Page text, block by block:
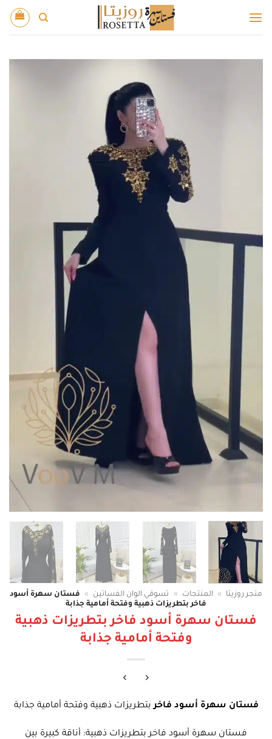
للمحتوى
متجر روزيتا » المنتجات » تسوقي الوان الفساتين »
فستان سهرة أسود
فاخر بتطريزات ذهبية وفتحة أمامية جذابة
فستان سهرة أسود فاخر بتطريزات ذهبية
وفتحة أمامية جذابة
فستان سهرة أسود فاخربتطريزات ذهبية وفتحة أمامية جذابة
فستان سهرة أسود فاخر بتطريزات ذهبية: أناقة كبيرة بين